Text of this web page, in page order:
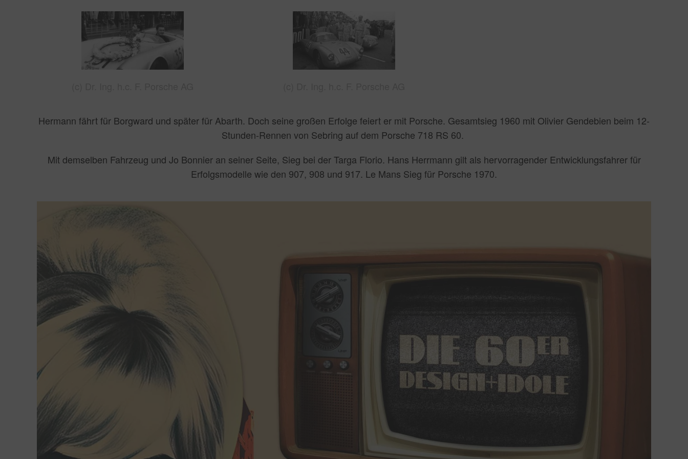
Hermann fährt für Borgward und später für Abarth. Doch seine großen Erfolge feiert er mit Porsche. Gesamtsieg 1960 mit Olivier Gendebien beim 12-
Stunden-Rennen von Sebring auf dem Porsche 718 RS 60.
Mit demselben Fahrzeug und Jo Bonnier an seiner Seite, Sieg bei der Targa Florio. Hans Herrmann gilt als hervorragender Entwicklungsfahrer für
Erfolgsmodelle wie den 907, 908 und 917. Le Mans Sieg für Porsche 1970.